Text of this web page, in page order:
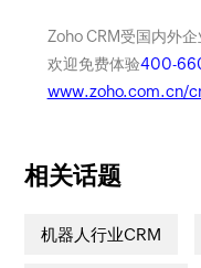
Zoho CRM受国内外
欢迎免费体验400-
www.zoho.com.cn/
相关话题
机器人行业CRM